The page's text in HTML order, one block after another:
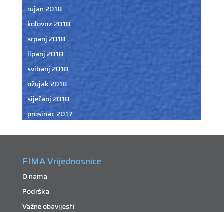
rujan 2018
kolovoz 2018
srpanj 2018
lipanj 2018
svibanj 2018
ožujak 2018
siječanj 2018
prosinac 2017
FIMA Vrijednosnice
O nama
Podrška
Važne obavijesti